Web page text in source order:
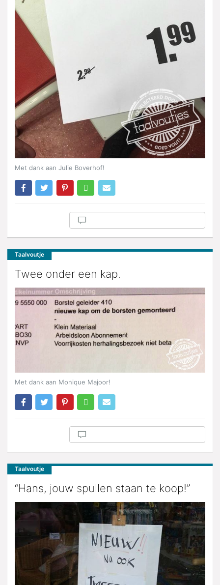
Met dank aan Julie Boverhof!
Taalvoutje
Twee onder een kap.
Met dank aan Monique Majoor!
Taalvoutje
“Hans, jouw spullen staan te koop!”